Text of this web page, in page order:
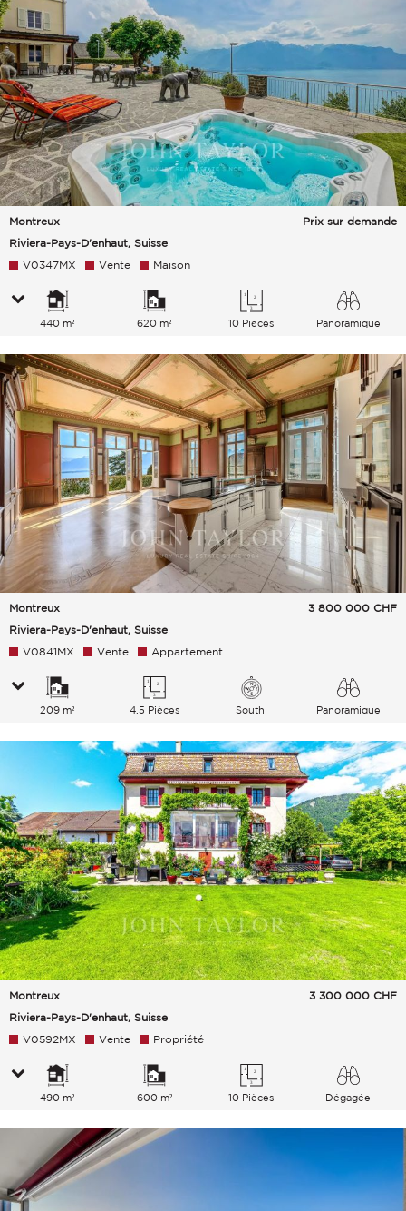
Montreux
Riviera-Pays-D'enhaut, Suisse
Prix sur demande
V0347MX Vente Maison
440 m² 620 m² 10 Pièces
Panoramique
Montreux
Riviera-Pays-D'enhaut, Suisse
3 800 000 CHF
V0841MX Vente Appartement
209 m² 4.5 Pièces South
Panoramique
Montreux
Riviera-Pays-D'enhaut, Suisse
3 300 000 CHF
V0592MX Vente Propriété
490 m² 600 m² 10 Pièces
Dégagée